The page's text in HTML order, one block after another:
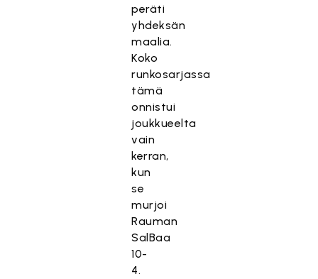
peräti
yhdeksän
maalia.
Koko
runkosarjassa
tämä
onnistui
joukkueelta
vain
kerran,
kun
se
murjoi
Rauman
SalBaa
10-
4.